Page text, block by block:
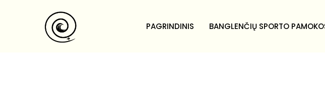
PAGRINDINIS BANGLENČIŲ SPORTO